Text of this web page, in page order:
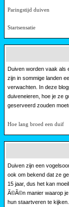
Paringstijd duiven
Startsensatie
Duiven worden vaak als
zijn in sommige landen
verwachten. In deze
duiveneieren, hoe je ze
Hoe lang broed een duif
Duiven zijn een
ook om bekend dat ze
15 jaar, dus het kan
Ã©Ã©n manier waarop
hun staartveren te